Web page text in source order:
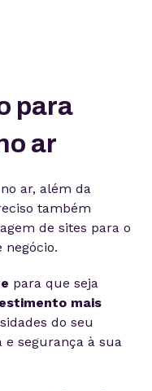
para
ar
ar, além da
também
de sites para o
negócio.
para que seja
mais
do seu
e segurança à sua